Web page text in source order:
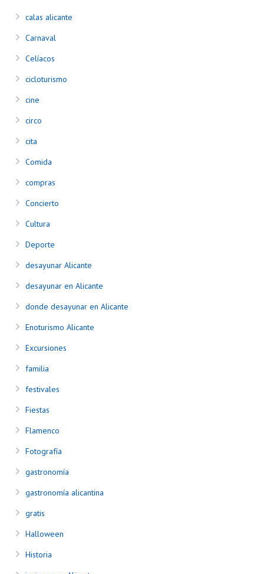
calas alicante
Carnaval
Celíacos
cicloturismo
cine
circo
cita
Comida
compras
Concierto
Cultura
Deporte
desayunar Alicante
desayunar en Alicante
donde desayunar en Alicante
Enoturismo Alicante
Excursiones
familia
festivales
Fiestas
Flamenco
Fotografía
gastronomía
gastronomía alicantina
gratis
Halloween
Historia